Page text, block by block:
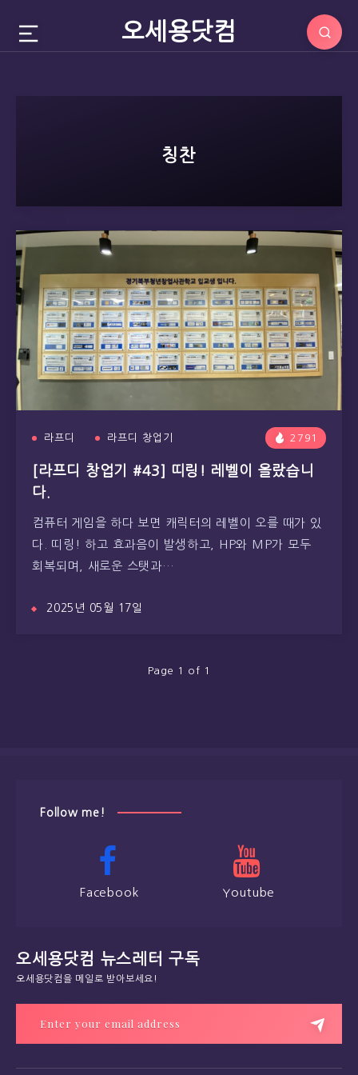
오세용닷컴
칭찬
라프디 라프디 창업기 2791
[라프디 창업기 #43] 띠링! 레벨이 올랐습니
다.
컴퓨터 게임을 하다 보면 캐릭터의 레벨이 오를 때가 있
다. 띠링! 하고 효과음이 발생하고, HP와 MP가 모두
회복되며, 새로운 스탯과…
2025년 05월 17일
Page 1 of 1
Follow me!
Facebook Youtube
오세용닷컴 뉴스레터 구독
오세용닷컴을 메일로 받아보세요!